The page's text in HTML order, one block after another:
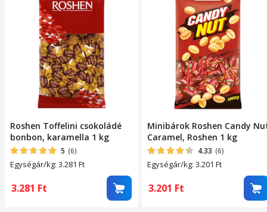
Roshen Toffelini csokoládé
bonbon, karamella 1 kg
5 (6)
Egységár/kg: 3.281 Ft
3.281 Ft
Minibárok Roshen Candy
Caramel, Roshen 1 kg
4.33 (6)
Egységár/kg: 3.201 Ft
3.201 Ft